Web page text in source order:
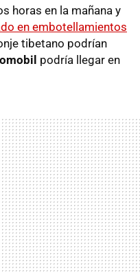
horas en la mañana y
en embotellamientos
tibetano podrían
podría llegar en